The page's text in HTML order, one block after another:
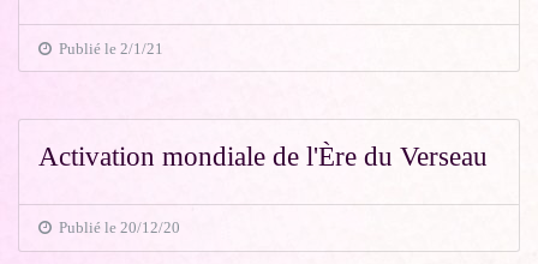
Publié le 2/1/21
Activation mondiale de l'Ère du Verseau
Publié le 20/12/20